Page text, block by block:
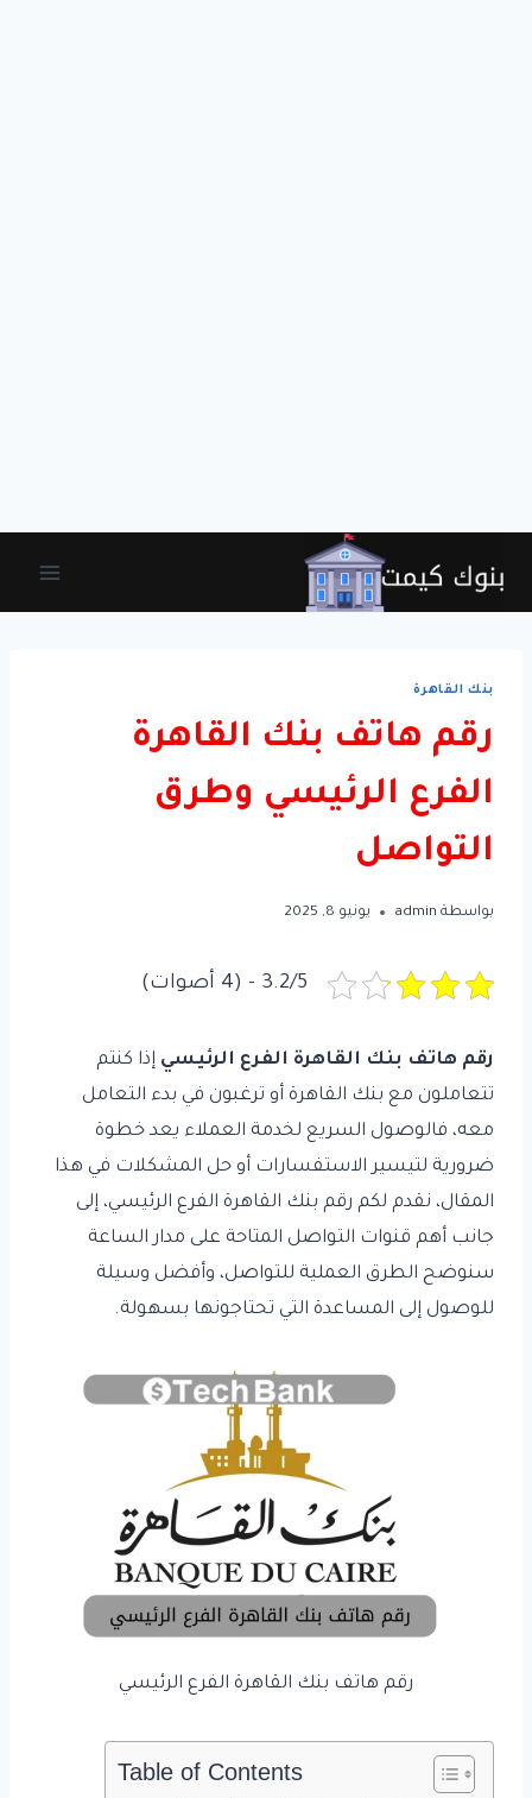
بنك القاهرة
رقم هاتف بنك القاهرة
الفرع الرئيسي وطرق
التواصل
بواسطة admin يونيو 8, 2025
3.2/5 - (4 أصوات)
رقم هاتف بنك القاهرة الفرع الرئيسي إذا كنتم
تتعاملون مع بنك القاهرة أو ترغبون في بدء التعامل
معه، فالوصول السريع لخدمة العملاء يعد خطوة
ضرورية لتيسير الاستفسارات أو حل المشكلات في هذا
المقال، نقدم لكم رقم بنك القاهرة الفرع الرئيسي، إلى
جانب أهم قنوات التواصل المتاحة على مدار الساعة
سنوضح الطرق العملية للتواصل، وأفضل وسيلة
للوصول إلى المساعدة التي تحتاجونها بسهولة.
رقم هاتف بنك القاهرة الفرع الرئيسي
Table of Contents